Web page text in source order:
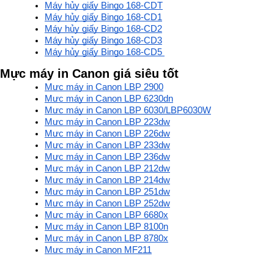
Máy hủy giấy Bingo 168-CDT
Máy hủy giấy Bingo 168-CD1
Máy hủy giấy Bingo 168-CD2
Máy hủy giấy Bingo 168-CD3
Máy hủy giấy Bingo 168-CD5
Mực máy in Canon giá siêu tốt
Mực máy in Canon LBP 2900
Mực máy in Canon LBP 6230dn
Mực máy in Canon LBP 6030/LBP6030W
Mực máy in Canon LBP 223dw
Mực máy in Canon LBP 226dw
Mực máy in Canon LBP 233dw
Mực máy in Canon LBP 236dw
Mực máy in Canon LBP 212dw
Mực máy in Canon LBP 214dw
Mực máy in Canon LBP 251dw
Mực máy in Canon LBP 252dw
Mực máy in Canon LBP 6680x
Mực máy in Canon LBP 8100n
Mực máy in Canon LBP 8780x
Mực máy in Canon MF211